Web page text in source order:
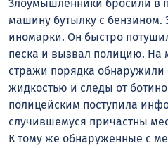
Злоумышленники бросили в
машину бутылку с бензином.
иномарки. Он быстро
песка и вызвал полицию. На
стражи порядка обнаружили
жидкостью и следы от
полицейским поступила
случившемуся причастны
К тому же обнаруженные с